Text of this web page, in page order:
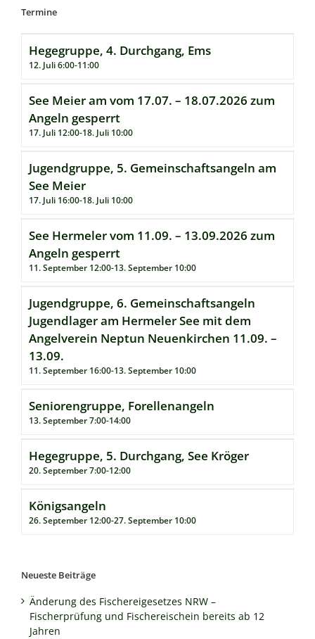
Termine
Hegegruppe, 4. Durchgang, Ems
12. Juli 6:00-11:00
See Meier am vom 17.07. – 18.07.2026 zum
Angeln gesperrt
17. Juli 12:00-18. Juli 10:00
Jugendgruppe, 5. Gemeinschaftsangeln am
See Meier
17. Juli 16:00-18. Juli 10:00
See Hermeler vom 11.09. – 13.09.2026 zum
Angeln gesperrt
11. September 12:00-13. September 10:00
Jugendgruppe, 6. Gemeinschaftsangeln
Jugendlager am Hermeler See mit dem
Angelverein Neptun Neuenkirchen 11.09. –
13.09.
11. September 16:00-13. September 10:00
Seniorengruppe, Forellenangeln
13. September 7:00-14:00
Hegegruppe, 5. Durchgang, See Kröger
20. September 7:00-12:00
Königsangeln
26. September 12:00-27. September 10:00
Neueste Beiträge
Änderung des Fischereigesetzes NRW –
Fischerprüfung und Fischereischein bereits ab 12
Jahren